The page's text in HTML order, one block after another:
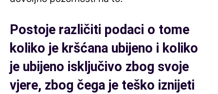
Postoje različiti podaci o tome
koliko je kršćana ubijeno i koliko
je ubijeno isključivo zbog svoje
vjere, zbog čega je teško iznijeti